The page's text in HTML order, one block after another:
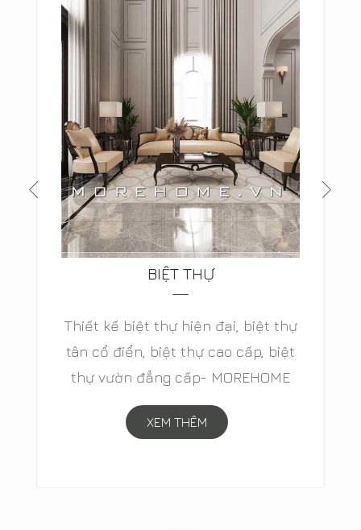
BIỆT THỰ
Thiết kế biệt thự hiện đại, biệt thự
tân cổ điển, biệt thự cao cấp, biệt
thự vườn đẳng cấp- MOREHOME
XEM THÊM